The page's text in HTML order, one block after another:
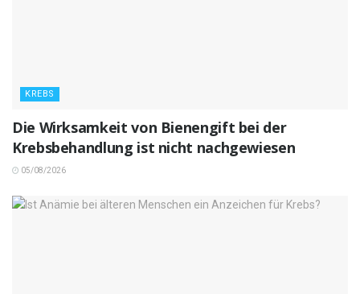
KREBS
Die Wirksamkeit von Bienengift bei der
Krebsbehandlung ist nicht nachgewiesen
05/08/2026